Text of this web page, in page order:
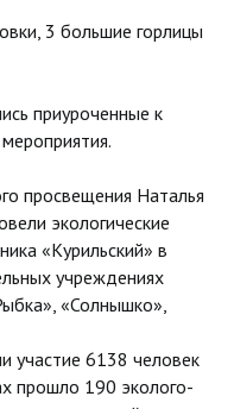
3 большие горлицы
приуроченные к
просвещения Наталья
экологические
«Курильский» в
учреждениях
«Солнышко»,
участие 6138 человек
прошло 190 эколого-